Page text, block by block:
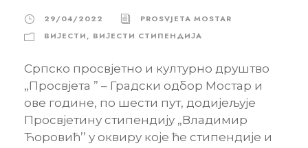
29/04/2022
PROSVJETA MOSTAR
ВИЈЕСТИ, ВИЈЕСТИ CТИПЕНДИЈА
Српско просвјетно и културно друштво
„Просвјета ” – Градски одбор Мостар и
ове године, по шести пут, додијељује
Просвјетину стипендију „Владимир
Ћоровић’’ у оквиру које ће стипендије и